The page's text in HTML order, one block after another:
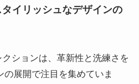
イリッシュなデザインの
ションは、革新性と洗練さを
の展開で注目を集めていま